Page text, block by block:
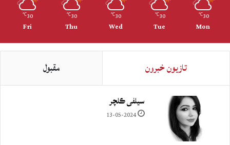
30
℃
Mon
30
℃
Tue
30
℃
Wed
30
℃
Thu
30
℃
Fri
تازيون خبرون مقبول
سيلفي ڪلچر
13-05-2024